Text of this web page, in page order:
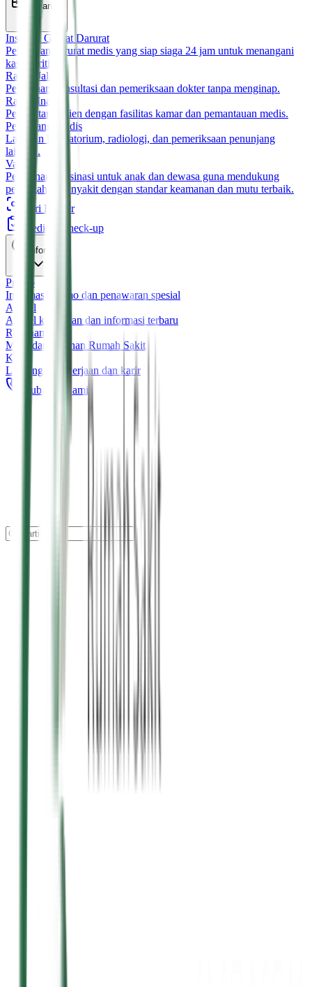
Layanan
Instalasi Gawat Darurat
Pelayanan darurat medis yang siap siaga 24 jam untuk menangani
kasus kritis.
Rawat Jalan
Pelayanan konsultasi dan pemeriksaan dokter tanpa menginap.
Rawat Inap
Perawatan pasien dengan fasilitas kamar dan pemantauan medis.
Penunjang Medis
Layanan laboratorium, radiologi, dan pemeriksaan penunjang
lainnya.
Vaksin
Pelayanan vaksinasi untuk anak dan dewasa guna mendukung
pencegahan penyakit dengan standar keamanan dan mutu terbaik.
Cari Dokter
Medical Check-up
Informasi
Promo
Informasi promo dan penawaran spesial
Artikel
Artikel kesehatan dan informasi terbaru
Rekanan
Mitra dan rekanan Rumah Sakit
Karir
Lowongan pekerjaan dan karir
Hubungi Kami
Baca →
Baca →